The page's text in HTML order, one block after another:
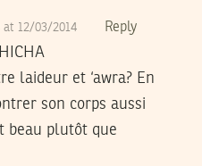
at 12/03/2014 Reply
laideur et ‘awra? En
son corps aussi
beau plutôt que